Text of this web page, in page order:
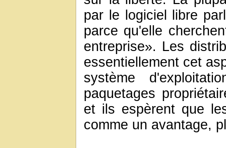
par le logiciel libre
parce qu'elle
entreprise». Les
essentiellement cet
système
paquetages
et ils espèrent que
comme un avantage,